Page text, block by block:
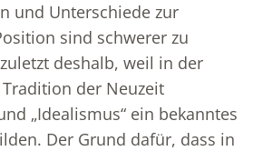
und Unterschiede zur
sind schwerer zu
deshalb, weil in der
der Neuzeit
„Idealismus“ ein bekanntes
Der Grund dafür, dass in